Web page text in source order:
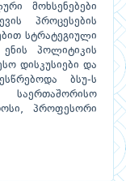
მოხსენებები
პროცესების
სტრატეგიული
ენის პოლიტიკის
დისკუსიები და
ბსუ-ს
საერთაშორისო
პროფესორი